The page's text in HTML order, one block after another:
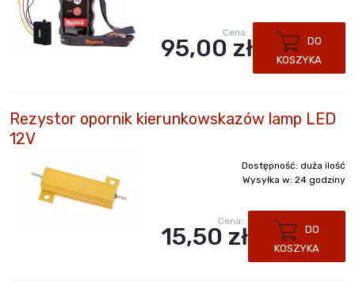
Cena:
95,00 zł
DO
KOSZYKA
Rezystor opornik kierunkowskazów lamp LED
12V
Dostępność: duża ilość
Wysyłka w: 24 godziny
Cena:
15,50 zł
DO
KOSZYKA